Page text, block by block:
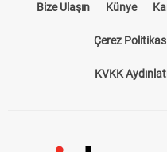
Bize Ulaşın Künye
Çerez
KVKK